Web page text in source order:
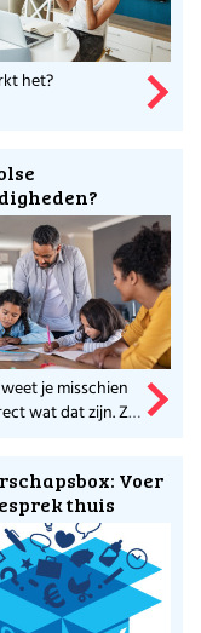
het?
je misschien
wat dat zijn. Ze
Voer
thuis